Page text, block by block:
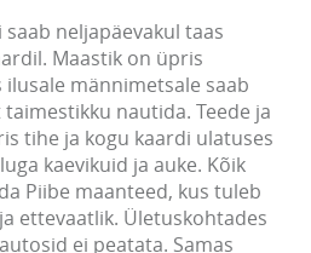
neljapäevakul taas
Maastik on üpris
männimetsale saab
nautida. Teede ja
tihe ja kogu kaardi ulatuses
kaevikuid ja auke. Kõik
Piibe maanteed, kus tuleb
ettevaatlik. Ületuskohtades
ei peatata. Samas